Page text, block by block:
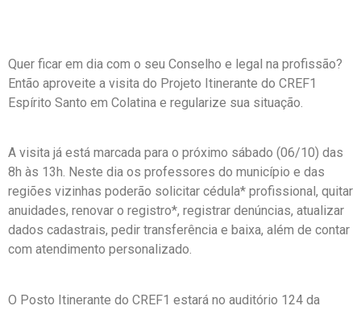
Quer ficar em dia com o seu Conselho e legal na profissão?
Então aproveite a visita do Projeto Itinerante do CREF1
Espírito Santo em Colatina e regularize sua situação.
A visita já está marcada para o próximo sábado (06/10) das
8h às 13h. Neste dia os professores do município e das
regiões vizinhas poderão solicitar cédula* profissional, quitar
anuidades, renovar o registro*, registrar denúncias, atualizar
dados cadastrais, pedir transferência e baixa, além de contar
com atendimento personalizado.
O Posto Itinerante do CREF1 estará no auditório 124 da